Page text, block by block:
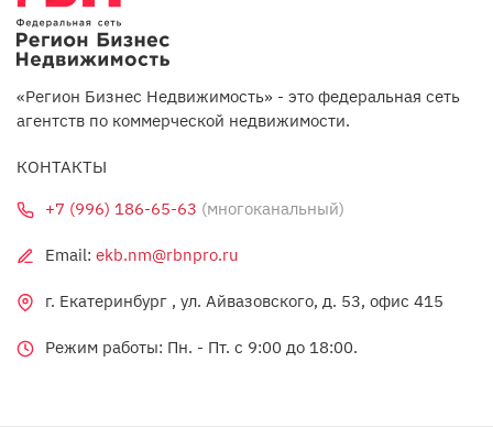
«Регион Бизнес Недвижимость» - это федеральная сеть
агентств по коммерческой недвижимости.
КОНТАКТЫ
+7 (996) 186-65-63 (многоканальный)
Email: ekb.nm@rbnpro.ru
г. Екатеринбург , ул. Айвазовского, д. 53, офис 415
Режим работы: Пн. - Пт. c 9:00 до 18:00.